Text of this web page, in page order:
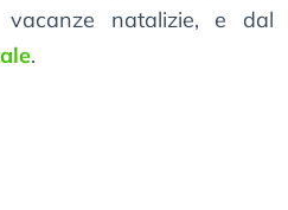
natalizie, e dal
.